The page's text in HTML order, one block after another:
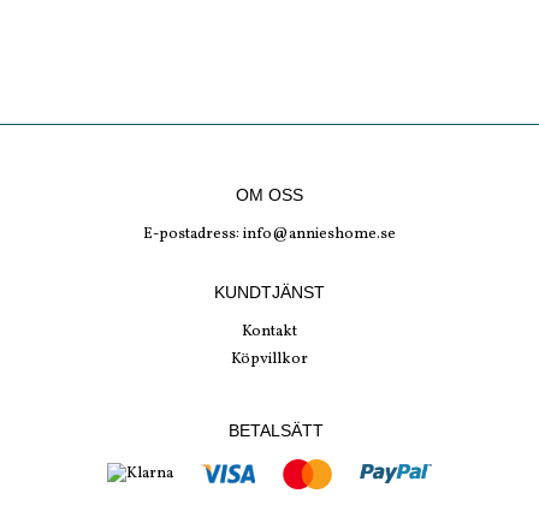
OM OSS
E-postadress: info@annieshome.se
KUNDTJÄNST
Kontakt
Köpvillkor
BETALSÄTT